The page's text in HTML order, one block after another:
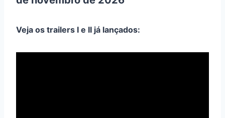
Veja os trailers I e II já lançados: